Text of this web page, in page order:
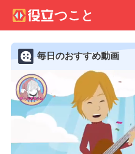
毎日のおすすめ動画